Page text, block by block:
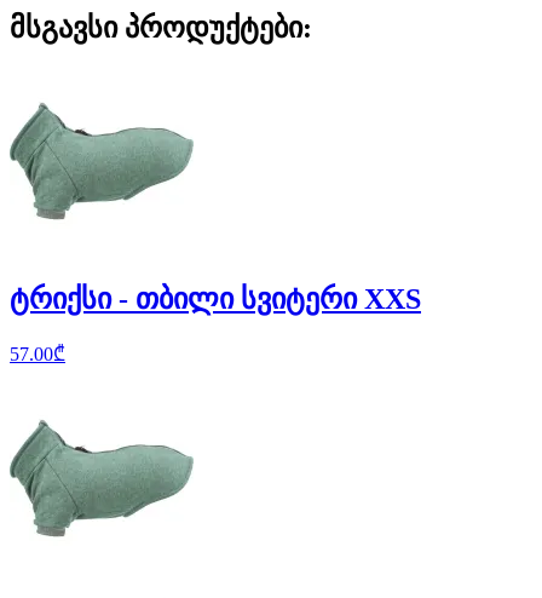
მსგავსი პროდუქტები:
ტრიქსი - თბილი სვიტერი XXS
57.00₾